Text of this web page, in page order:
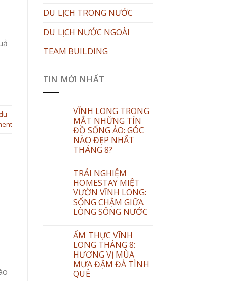
du
DU LỊCH TRONG NƯỚC
DU LỊCH NƯỚC NGOÀI
TEAM BUILDING
TIN MỚI NHẤT
VĨNH LONG TRONG
MẮT NHỮNG TÍN
ĐỒ SỐNG ẢO: GÓC
NÀO ĐẸP NHẤT
THÁNG 8?
TRẢI NGHIỆM
HOMESTAY MIỆT
VƯỜN VĨNH LONG:
SỐNG CHẬM GIỮA
LÒNG SÔNG NƯỚC
ẨM THỰC VĨNH
LONG THÁNG 8:
HƯƠNG VỊ MÙA
MƯA ĐẬM ĐÀ TÌNH
QUÊ